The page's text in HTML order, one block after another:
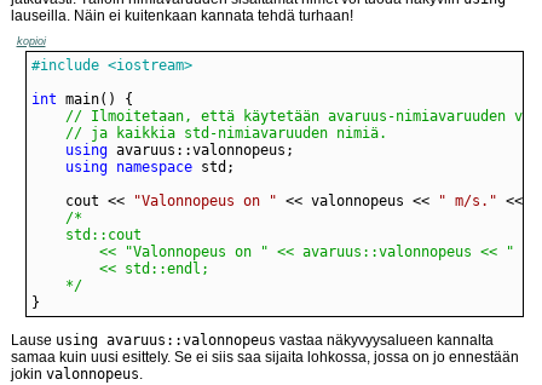
lauseilla. Näin ei kuitenkaan kannata tehdä turhaan!
kopioi
#include <iostream>
int
	// ja kaikkia std-nimiavaruuden nimiä.
using
using namespace
	cout <<
"Valonnopeus on " << valonnopeus <<
" m/s."
	*/
}
Lause using avaruus::valonnopeus vastaa näkyvyysalueen kannalta
samaa kuin uusi esittely. Se ei siis saa sijaita lohkossa, jossa on jo ennestään
jokin valonnopeus.